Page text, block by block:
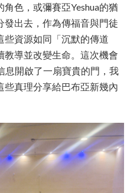
色，或彌賽亞Yeshua的猶
發出去，作為傳福音與門徒
些資源如同「沉默的傳道
教導並改變生命。這次機會
息開啟了一扇寶貴的門，我
真理分享給巴布亞新幾內